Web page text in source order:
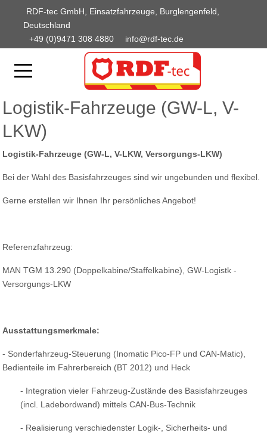
RDF-tec GmbH, Einsatzfahrzeuge, Burglengenfeld,
Deutschland
+49 (0)9471 308 4880
info@rdf-tec.de
Logistik-Fahrzeuge (GW-L, V-
LKW)
Logistik-Fahrzeuge (GW-L, V-LKW, Versorgungs-LKW)
Bei der Wahl des Basisfahrzeuges sind wir ungebunden und flexibel.
Gerne erstellen wir Ihnen Ihr persönliches Angebot!
Referenzfahrzeug:
MAN TGM 13.290 (Doppelkabine/Staffelkabine), GW-Logistk -
Versorgungs-LKW
Ausstattungsmerkmale:
- Sonderfahrzeug-Steuerung (Inomatic Pico-FP und CAN-Matic),
Bedienteile im Fahrerbereich (BT 2012) und Heck
- Integration vieler Fahrzeug-Zustände des Basisfahrzeuges
(incl. Ladebordwand) mittels CAN-Bus-Technik
- Realisierung verschiedenster Logik-, Sicherheits- und